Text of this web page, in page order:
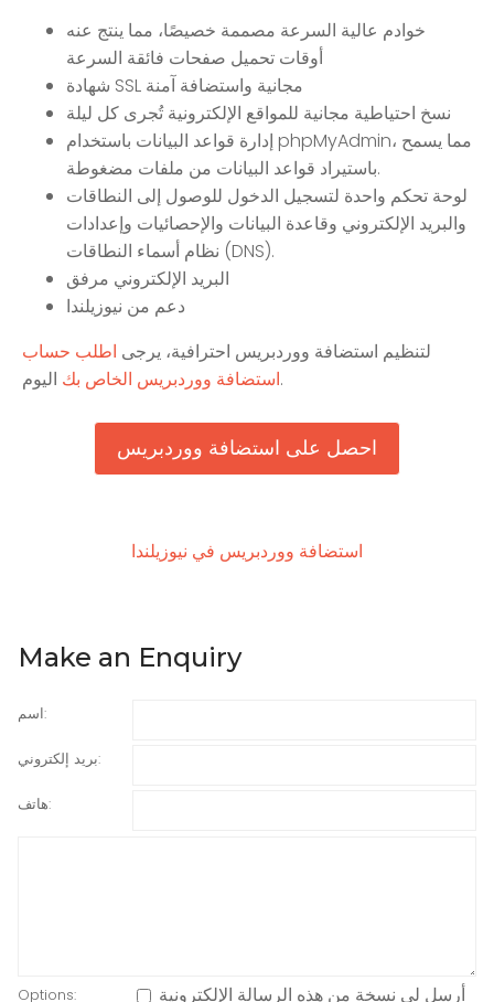
خوادم عالية السرعة مصممة خصيصًا، مما ينتج عنه
أوقات تحميل صفحات فائقة السرعة
شهادة SSL مجانية واستضافة آمنة
نسخ احتياطية مجانية للمواقع الإلكترونية تُجرى كل ليلة
إدارة قواعد البيانات باستخدام phpMyAdmin، مما يسمح
باستيراد قواعد البيانات من ملفات مضغوطة.
لوحة تحكم واحدة لتسجيل الدخول للوصول إلى النطاقات
والبريد الإلكتروني وقاعدة البيانات والإحصائيات وإعدادات
نظام أسماء النطاقات (DNS).
البريد الإلكتروني مرفق
دعم من نيوزيلندا
لتنظيم استضافة ووردبريس احترافية، يرجى اطلب حساب
استضافة ووردبريس الخاص بكاليوم.
احصل على استضافة ووردبريس
استضافة ووردبريس في نيوزيلندا
Make an Enquiry
اسم:
بريد إلكتروني:
هاتف:
Options: أرسل لي نسخة من هذه الرسالة الإلكترونية